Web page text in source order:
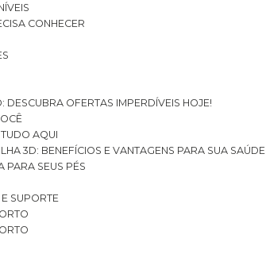
CONHECER
DESCUBRA OFERTAS IMPERDÍVEIS HOJE!
TUDO AQUI
3D: BENEFÍCIOS E VANTAGENS PARA SUA SAÚDE
PARA SEUS PÉS
SUPORTE